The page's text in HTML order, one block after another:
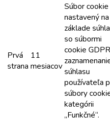
Prvá
strana
11
mesiacov
Súbor
nastavený na
základe
so súbormi
cookie
súhlasu
používateľa
súbory
kategórii
„Funkčné“.